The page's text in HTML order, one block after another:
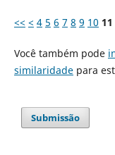
<< < 4 5 6 7 8 9 10 11
Você também pode
similaridadepara
Submissão